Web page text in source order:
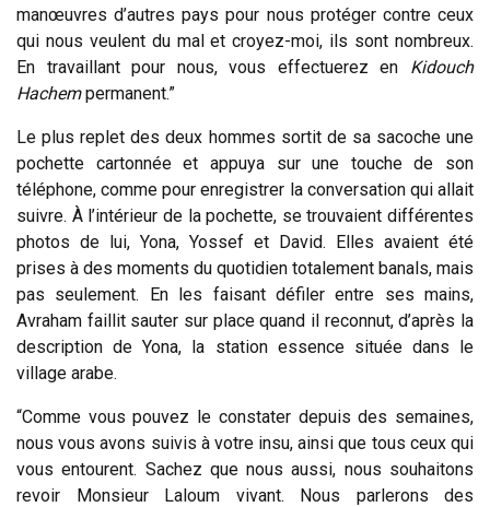
manœuvres d’autres pays pour nous protéger contre ceux
qui nous veulent du mal et croyez-moi, ils sont nombreux.
En travaillant pour nous, vous effectuerez en Kidouch
Hachempermanent.”
Le plus replet des deux hommes sortit de sa sacoche une
pochette cartonnée et appuya sur une touche de son
téléphone, comme pour enregistrer la conversation qui allait
suivre. À l’intérieur de la pochette, se trouvaient différentes
photos de lui, Yona, Yossef et David. Elles avaient été
prises à des moments du quotidien totalement banals, mais
pas seulement. En les faisant défiler entre ses mains,
Avraham faillit sauter sur place quand il reconnut, d’après la
description de Yona, la station essence située dans le
village arabe.
“Comme vous pouvez le constater depuis des semaines,
nous vous avons suivis à votre insu, ainsi que tous ceux qui
vous entourent. Sachez que nous aussi, nous souhaitons
revoir Monsieur Laloum vivant. Nous parlerons des